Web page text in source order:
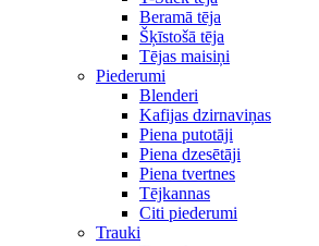
Beramā tēja
Šķīstošā tēja
Tējas maisiņi
Piederumi
Blenderi
Kafijas dzirnaviņas
Piena putotāji
Piena dzesētāji
Piena tvertnes
Tējkannas
Citi piederumi
Trauki